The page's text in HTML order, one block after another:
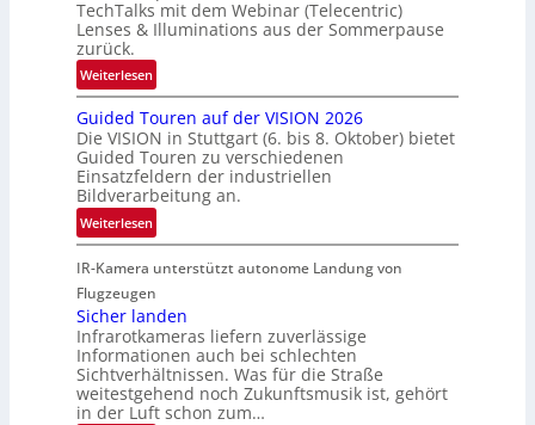
t
e
c
h
i
k
t
i
s
c
h
e
n
4
K
-
M
e
m
s
u
n
e
g
r
e
z
t
e
M
ö
g
l
i
c
h
k
e
i
TechTalks mit dem Webinar (Telecentric)
Lenses & Illuminations aus der Sommerpause
zurück.
Weiterlesen:
R
ü
c
k
k
e
h
d
e
r
i
n
V
I
Guided Touren auf der VISION 2026
Die VISION in Stuttgart (6. bis 8. Oktober) bietet
Guided Touren zu verschiedenen
Einsatzfeldern der industriellen
Bildverarbeitung an.
Weiterlesen:
G
u
i
d
e
d
T
o
IR-Kamera unterstützt autonome Landung von
Flugzeugen
Sicher landen
Infrarotkameras liefern zuverlässige
Informationen auch bei schlechten
Sichtverhältnissen. Was für die Straße
weitestgehend noch Zukunftsmusik ist, gehört
in der Luft schon zum…